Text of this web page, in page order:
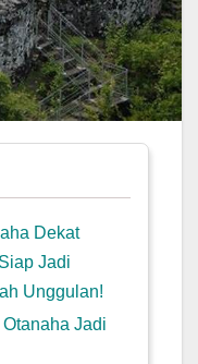
Dekat
Jadi
Unggulan!
Jadi